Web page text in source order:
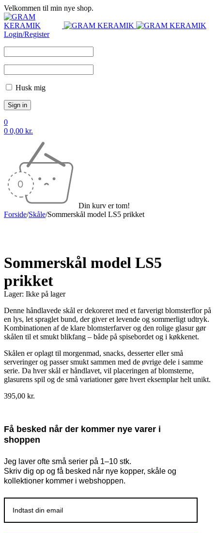
Velkommen til min nye shop.
Login/Register
Husk mig
0
0 0,00 kr.
Din kurv er tom!
Forside/Skåle/Sommerskål model LS5 prikket
Sommerskål model LS5
prikket
Lager: Ikke på lager
Denne håndlavede skål er dekoreret med et farverigt blomsterflor på
en lys, let spraglet bund, der giver et levende og sommerligt udtryk.
Kombinationen af de klare blomsterfarver og den rolige glasur gør
skålen til et smukt blikfang – både på spisebordet og i køkkenet.
Skålen er oplagt til morgenmad, snacks, desserter eller små
serveringer og passer smukt sammen med de øvrige dele i samme
serie. Da hver skål er håndlavet, vil placeringen af blomsterne,
glasurens spil og de små variationer gøre hvert eksemplar helt unikt.
395,00 kr.
Få besked når der kommer nye varer i
shoppen
Jeg laver ofte små serier på 1–10 stk.
Skriv dig op og få besked når nye kopper, skåle og
kollektioner kommer i webshoppen.